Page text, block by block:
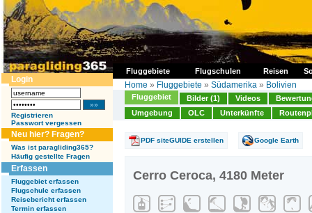
Fluggebiete Flugschulen Reisen
Login
Registrieren
Passwort vergessen
Neu hier? Fragen?
Was ist paragliding365?
Häufig gestellte Fragen
Erfassen
Fluggebiet erfassen
Flugschule erfassen
Reisebericht erfassen
Termin erfassen
Home » Fluggebiete » Südamerika » Bolivien
Fluggebiet Bilder (1) Videos
Umgebung
OLC Unterkünfte
PDF siteGUIDE erstellen Google Earth
Cerro Ceroca, 4180 Meter